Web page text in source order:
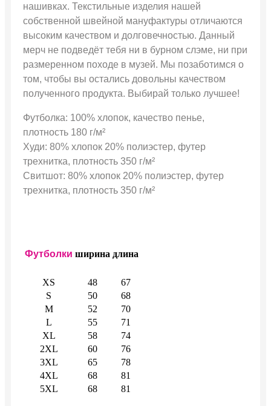
нашивках. Текстильные изделия нашей
собственной швейной мануфактуры отличаются
высоким качеством и долговечностью. Данный
мерч не подведёт тебя ни в бурном слэме, ни при
размеренном походе в музей. Мы позаботимся о
том, чтобы вы остались довольны качеством
полученного продукта. Выбирай только лучшее!
Футболка: 100% хлопок, качество пенье,
плотность 180 г/м²
Худи: 80% хлопок 20% полиэстер, футер
трехнитка, плотность 350 г/м²
Свитшот: 80% хлопок 20% полиэстер, футер
трехнитка, плотность 350 г/м²
Футболки ширина длина
XS 48
67
S
50
68
M
52
70
L
55
71
XL
58
74
2XL
60
76
3XL
65
78
4XL
68
81
5XL
68 81